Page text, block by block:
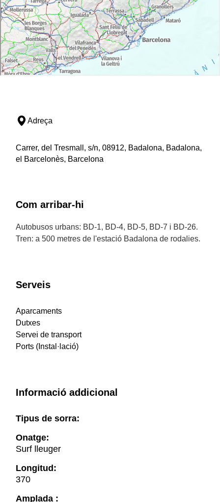
Adreça
Carrer, del Tresmall, s/n, 08912, Badalona, Badalona,
el Barcelonès, Barcelona
Com arribar-hi
Autobusos urbans: BD-1, BD-4, BD-5, BD-7 i BD-26.
Tren: a 500 metres de l'estació Badalona de rodalies.
Serveis
Aparcaments
Dutxes
Servei de transport
Ports (Instal·lació)
Informació addicional
Tipus de sorra:
Onatge:
Surf lleuger
Longitud:
370
Amplada :